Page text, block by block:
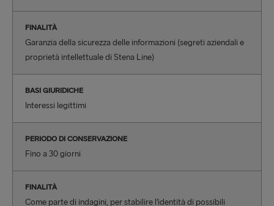
FINALITÀ
Garanzia della sicurezza delle informazioni (segreti aziendali e
proprietà intellettuale di Stena Line)
BASI GIURIDICHE
Interessi legittimi
PERIODO DI CONSERVAZIONE
Fino a 30 giorni
FINALITÀ
Come parte di indagini, per stabilire l’identità di possibili